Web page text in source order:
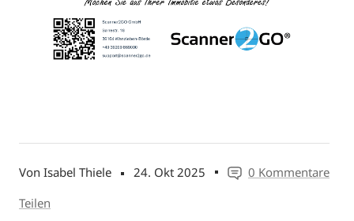
Von Isabel Thiele 24. Okt 2025
0 Kommentare
Teilen